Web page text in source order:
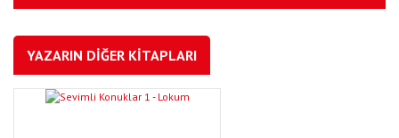
YAZARIN DİĞER KİTAPLARI